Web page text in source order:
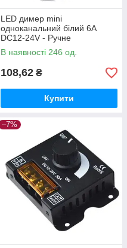
LED димер mini
одноканальний білий 6A
DC12-24V - Ручне
регулювання
В наявності 246 од.
108,62 ₴
Купити
–7%